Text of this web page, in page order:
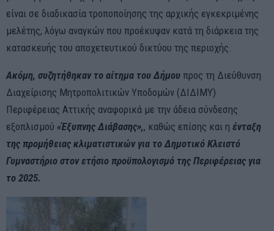
είναι σε διαδικασία τροποποίησης της αρχικής εγκεκριμένης
μελέτης, λόγω αναγκών που προέκυψαν κατά τη διάρκεια της
κατασκευής του αποχετευτικού δικτύου της περιοχής.
Ακόμη, συζητήθηκαντο αίτημα του Δήμου προς τη Διεύθυνση
Διαχείρισης Μητροπολιτικών Υποδομών (ΔΙΔΙΜΥ)
Περιφέρειας Αττικής αναφορικά με την άδεια σύνδεσης
εξοπλισμού «Έξυπνης Διάβασης»,, καθώς επίσης και η ένταξη
της προμήθειας κλιματιστικών για το Δημοτικό Κλειστό
Γυμναστήριο στον ετήσιο προϋπολογισμό της Περιφέρειας για
το 2025.